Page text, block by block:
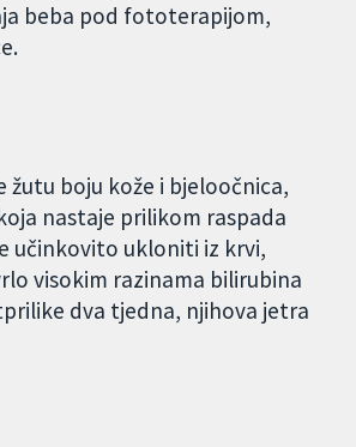
beba pod fototerapijom,
boju kože i bjeloočnica,
nastaje prilikom raspada
učinkovito ukloniti iz krvi,
visokim razinama bilirubina
dva tjedna, njihova jetra